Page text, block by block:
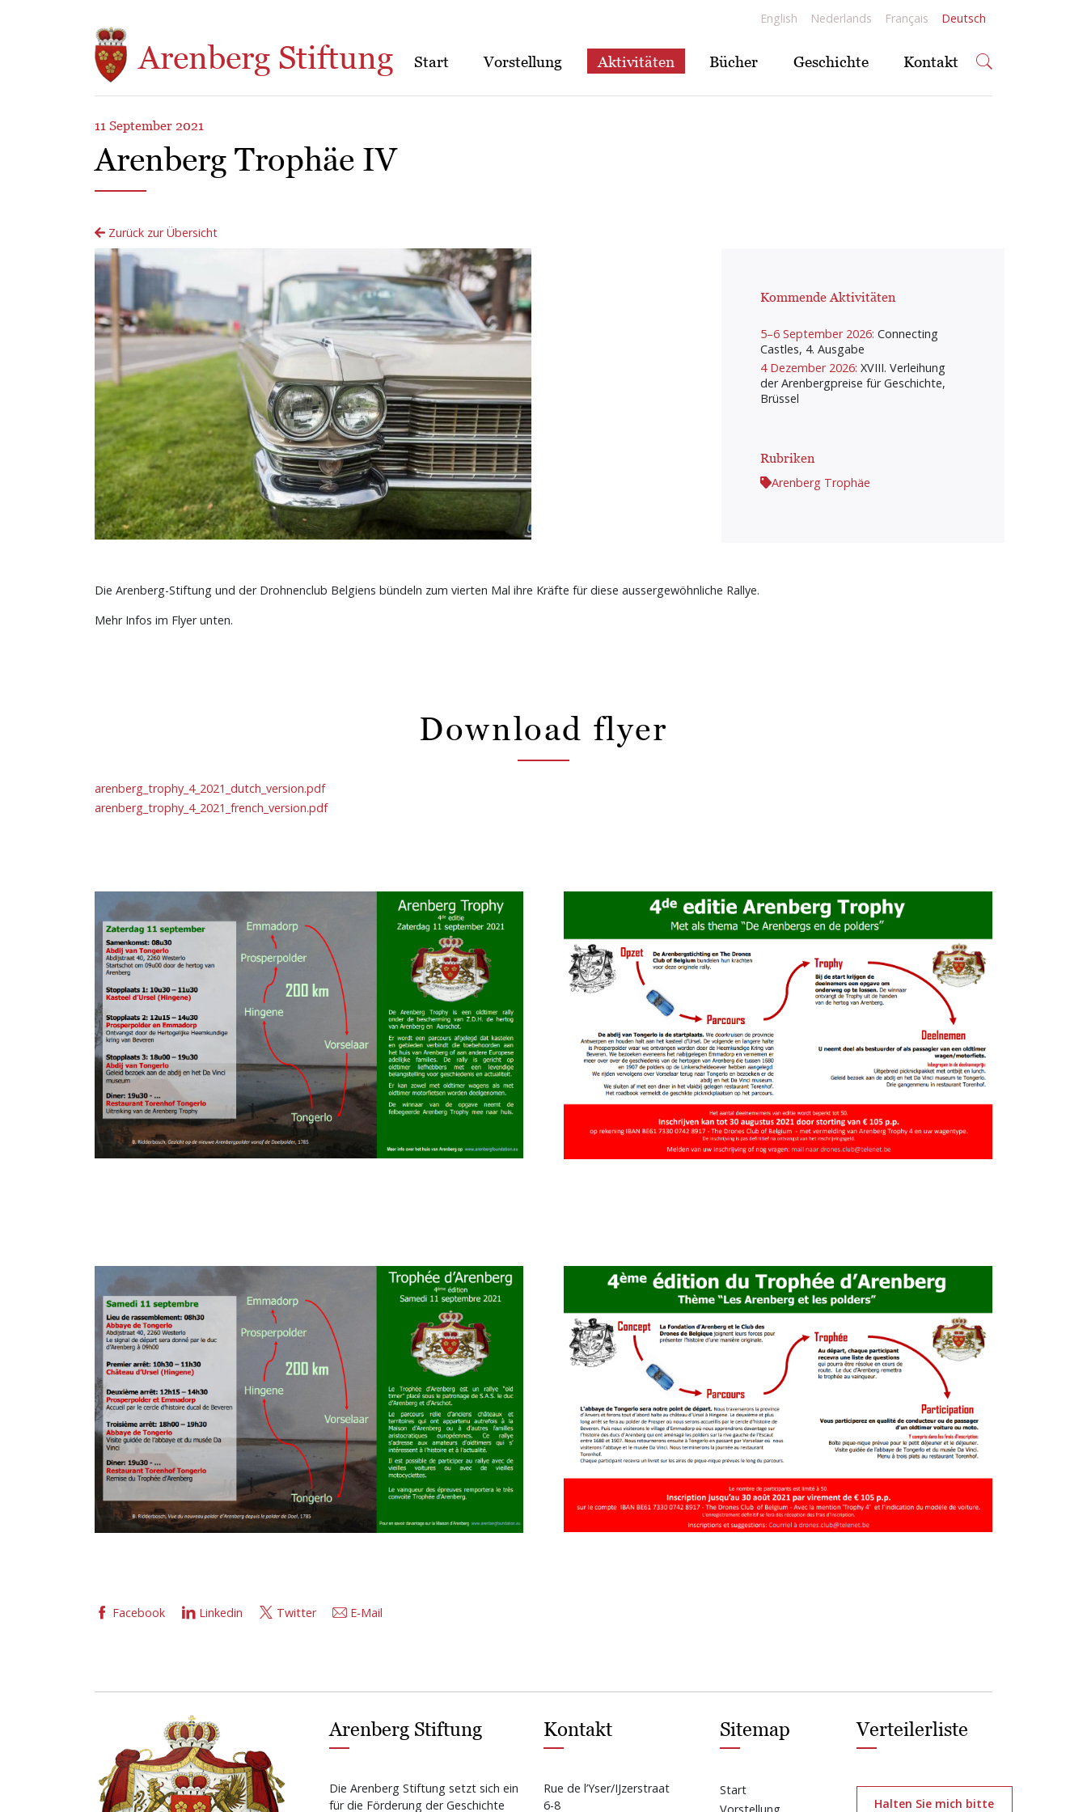
English Nederlands Français Deutsch
Arenberg Stiftung Start Vorstellung Aktivitäten Bücher Geschichte Kontakt
11 September 2021
Arenberg Trophäe IV
Zurück zur Übersicht
Kommende Aktivitäten
5–6 September 2026: Connecting
Castles, 4. Ausgabe
4 Dezember 2026: XVIII. Verleihung
der Arenbergpreise für Geschichte,
Brüssel
Rubriken
Arenberg Trophäe
Die Arenberg-Stiftung und der Drohnenclub Belgiens bündeln zum vierten Mal ihre Kräfte für diese aussergewöhnliche Rallye.
Mehr Infos im Flyer unten.
Download flyer
arenberg_trophy_4_2021_dutch_version.pdf
arenberg_trophy_4_2021_french_version.pdf
Facebook Linkedin Twitter E-Mail
Arenberg Stiftung
Die Arenberg Stiftung setzt sich ein
für die Förderung der Geschichte
Kontakt
Rue de l’Yser/IJzerstraat
6-8
Sitemap
Start
Verteilerliste
Halten Sie mich bitte